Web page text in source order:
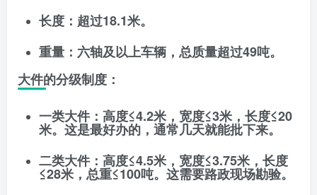
长度 ：超过18.1米。
重量 ：六轴及以上车辆，总质量超过49吨。
大件的分级制度：
一类大件：高度≤4.2米，宽度≤3米，长度≤20
米。这是最好办的，通常几天就能批下来。
二类大件：高度≤4.5米，宽度≤3.75米，长度
≤28米，总重≤100吨。这需要路政现场勘验。